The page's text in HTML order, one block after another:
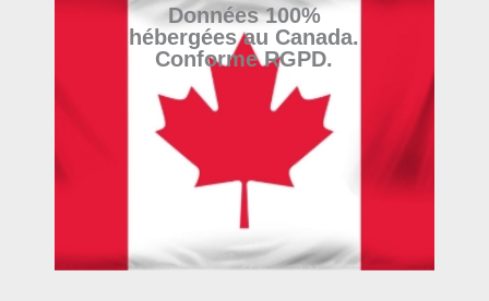
Données 100%
hébergées au Canada.
Conforme RGPD.